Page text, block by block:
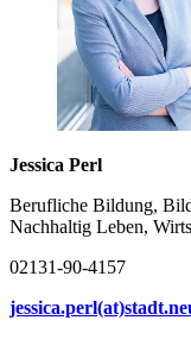
Jessica Perl
Berufliche Bildung,
Nachhaltig Leben,
02131-90-4157